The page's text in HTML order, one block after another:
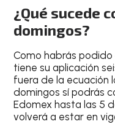
¿Qué sucede
domingos?
Como habrás podido
tiene su aplicación
fuera de la ecuación
domingos sí podrás
Edomex hasta las 5
volverá a estar en